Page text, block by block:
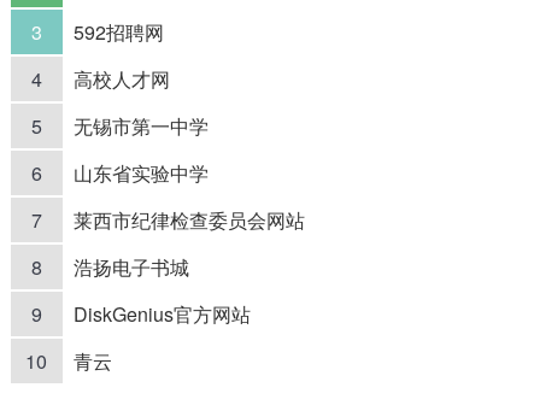
3
592招聘网
4
高校人才网
5
无锡市第一中学
6
山东省实验中学
7
莱西市纪律检查委员会网站
8
浩扬电子书城
9
DiskGenius官方网站
10
青云